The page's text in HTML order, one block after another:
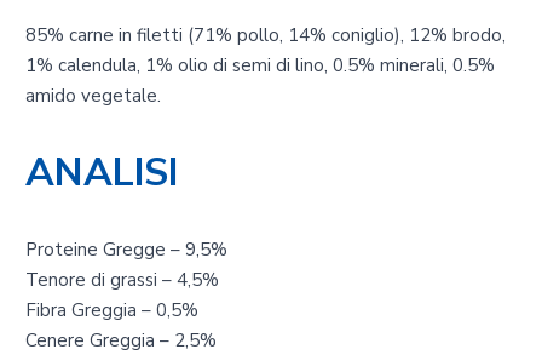
85% carne in filetti (71% pollo, 14% coniglio), 12% brodo,
1% calendula, 1% olio di semi di lino, 0.5% minerali, 0.5%
amido vegetale.
ANALISI
Proteine Gregge – 9,5%
Tenore di grassi – 4,5%
Fibra Greggia – 0,5%
Cenere Greggia – 2,5%